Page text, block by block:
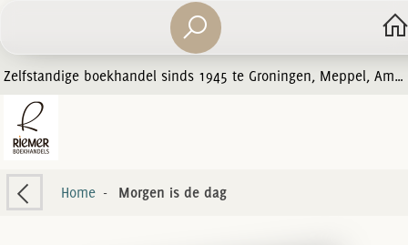
Zelfstandige boekhandel sinds 1945 te Groningen, Meppel, Amersfoort en Zwolle
Home- Morgen is de dag